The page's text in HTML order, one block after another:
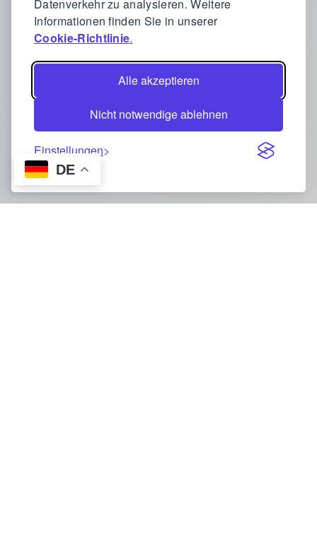
Datenverkehr zu analysieren. Weitere
Informationen finden Sie in unserer
Cookie-Richtlinie.
Alle akzeptieren
Nicht notwendige ablehnen
Einstellungen
DE